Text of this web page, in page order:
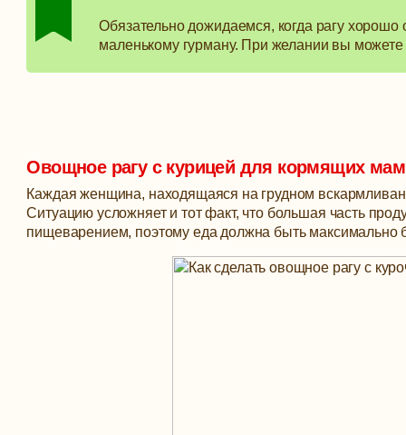
Обязательно дожидаемся, когда рагу
маленькому гурману. При желании вы
Овощное рагу с курицей для кормящих мам
Каждая женщина, находящаяся на грудном
Ситуацию усложняет и тот факт, что большая часть
пищеварением, поэтому еда должна быть максимально